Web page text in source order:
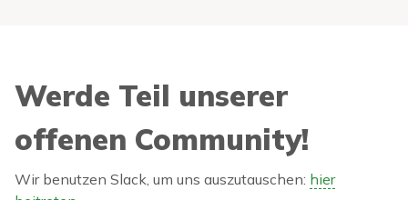
Werde Teil unserer
offenen Community!
Wir benutzen Slack, um uns auszutauschen: hier